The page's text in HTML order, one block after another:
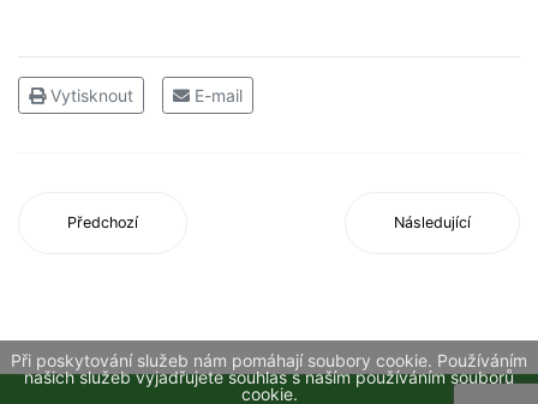
Vytisknout E-mail
Předchozí Následující
Při poskytování služeb nám pomáhají soubory cookie. Používáním
našich služeb vyjadřujete souhlas s naším používáním souborů
cookie.